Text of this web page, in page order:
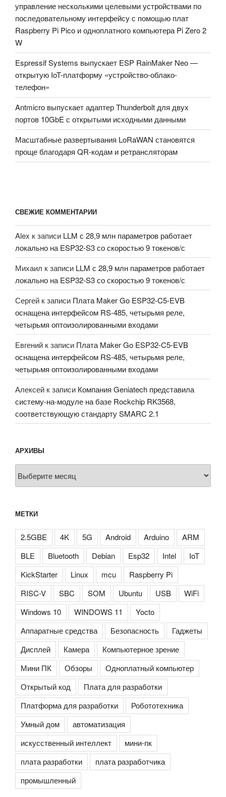
управление несколькими целевыми устройствами по
последовательному интерфейсу с помощью плат
Raspberry Pi Pico и одноплатного компьютера Pi Zero 2
W
Espressif Systems выпускает ESP RainMaker Neo —
открытую IoT-платформу «устройство-облако-
телефон»
Antmicro выпускает адаптер Thunderbolt для двух
портов 10GbE с открытыми исходными данными
Масштабные развертывания LoRaWAN становятся
проще благодаря QR-кодам и ретрансляторам
СВЕЖИЕ КОММЕНТАРИИ
Alex к записи LLM с 28,9 млн параметров работает
локально на ESP32-S3 со скоростью 9 токенов/с
Михаил к записи LLM с 28,9 млн параметров работает
локально на ESP32-S3 со скоростью 9 токенов/с
Сергей к записи Плата Maker Go ESP32-C5-EVB
оснащена интерфейсом RS-485, четырьмя реле,
четырьмя оптоизолированными входами
Евгений к записи Плата Maker Go ESP32-C5-EVB
оснащена интерфейсом RS-485, четырьмя реле,
четырьмя оптоизолированными входами
Алексей к записи Компания Geniatech представила
систему-на-модуле на базе Rockchip RK3568,
соответствующую стандарту SMARC 2.1
АРХИВЫ
МЕТКИ
2.5GBE 4K 5G Android Arduino
ARM
BLE
Bluetooth Debian Esp32 Intel
IoT
KickStarter
Linux mcu
Raspberry Pi
RISC-V
SBC SOM Ubuntu USB
WiFi
Windows 10
WINDOWS 11
Yocto
Аппаратные средства
Безопасность
Гаджеты
Дисплей
Камера
Компьютерное зрение
Мини ПК
Обзоры
Одноплатный компьютер
Открытый код
Плата для разработки
Платформа для разработки
Робототехника
Умный дом
автоматизация
искусственный интеллект
мини-пк
плата разработки
плата разработчика
промышленный